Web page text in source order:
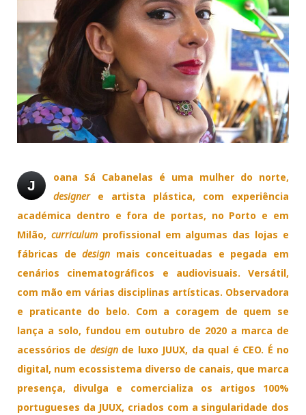
J
oana Sá Cabanelas é uma mulher do norte,
designere artista plástica, com experiência
académica dentro e fora de portas, no Porto e em
Milão, curriculumprofissional em algumas das lojas e
fábricas dedesign mais conceituadas e pegada em
cenários cinematográficos e audiovisuais. Versátil,
com mão em várias disciplinas artísticas. Observadora
e praticante do belo. Com a coragem de quem se
lança a solo, fundou em outubro de 2020 a marca de
acessórios de designde luxo JUUX, da qual é CEO. É no
digital, num ecossistema diverso de canais, que marca
presença, divulga e comercializa os artigos 100%
portugueses da JUUX, criados com a singularidade dos